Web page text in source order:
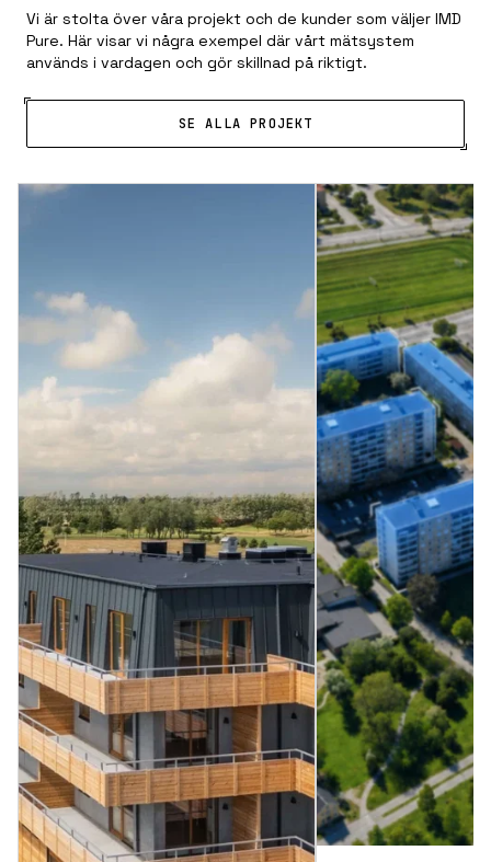
Vi är stolta över våra projekt och de kunder som väljer IMD
Pure. Här visar vi några exempel där vårt mätsystem
används i vardagen och gör skillnad på riktigt.
SE ALLA PROJEKT